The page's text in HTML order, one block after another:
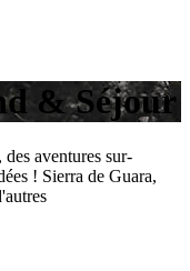
& Séjour
aventures sur-
! Sierra de Guara,